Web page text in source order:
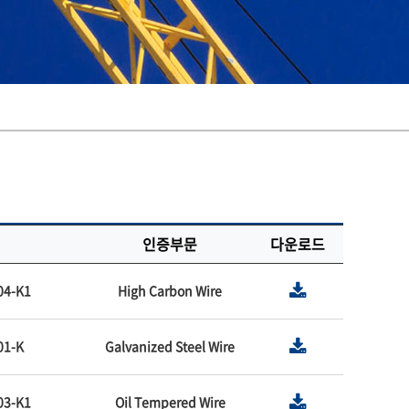
인증부문 다운로드
K1 High Carbon Wire
K Galvanized Steel Wire
K1 Oil Tempered Wire